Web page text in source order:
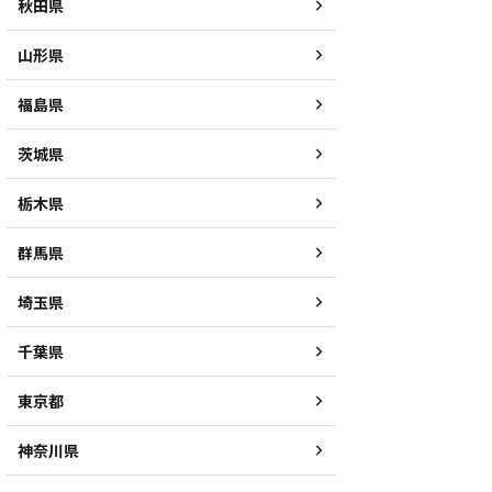
秋田県
山形県
福島県
茨城県
栃木県
群馬県
埼玉県
千葉県
東京都
神奈川県